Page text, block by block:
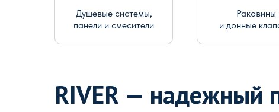
Душевые системы,
панели и смесители
Раковины
и донные
RIVER — надежный